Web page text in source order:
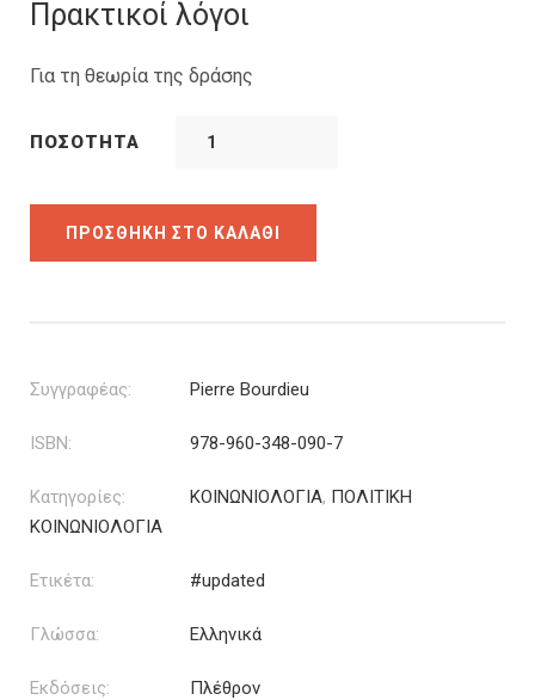
14.33€.
Πρακτικοί λόγοι
Για τη θεωρία της δράσης
ΠΟΣΌΤΗΤΑ
ΠΡΟΣΘΉΚΗ ΣΤΟ ΚΑΛΆΘΙ
Συγγραφέας: Pierre Bourdieu
ISBN: 978-960-348-090-7
Κατηγορίες: ΚΟΙΝΩΝΙΟΛΟΓΙΑ, ΠΟΛΙΤΙΚΗ
ΚΟΙΝΩΝΙΟΛΟΓΙΑ
Ετικέτα: #updated
Γλώσσα: Ελληνικά
Εκδόσεις: Πλέθρον